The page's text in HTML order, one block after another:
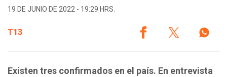
19 DE JUNIO DE 2022 - 19:29 HRS.
T13
Existen tres confirmados en el país. En entrevista